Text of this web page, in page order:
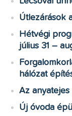
Útlezárások
Hétvégi
július 31 –
hálózat
Az
Új óvoda